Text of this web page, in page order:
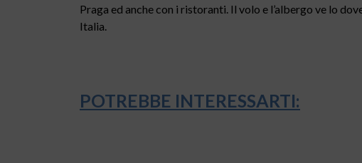
Praga ed anche con i ristoranti. Il volo e l’albergo ve lo
Italia.
POTREBBE INTERESSARTI: